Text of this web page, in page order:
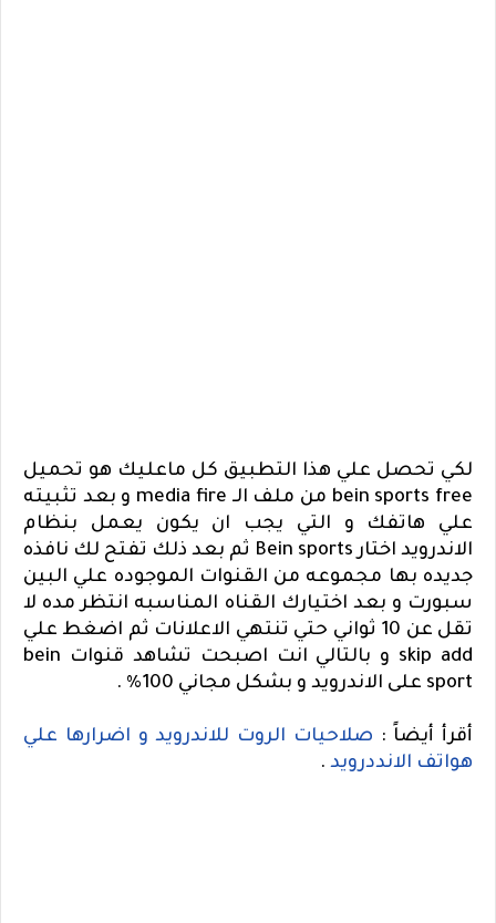
لكي تحصل علي هذا التطبيق كل ماعليك هو تحميل
bein sports free من ملف الـ media fire و بعد تثبيته
علي هاتفك و التي يجب ان يكون يعمل بنظام
الاندرويد اختارBein sports ثم بعد ذلك تفتح لك نافذه
جديده بها مجموعه من القنوات الموجوده علي البين
سبورت و بعد اختيارك القناه المناسبه انتظر مده لا
تقل عن 10 ثواني حتي تنتهي الاعلانات ثم اضغط علي
skip add و بالتالي انت اصبحت تشاهد قنوات bein
sport على الاندرويد و بشكل مجاني 100% .
أقرأ أيضاً : صلاحيات الروت للاندرويد و اضرارها علي
هواتف الانددرويد .